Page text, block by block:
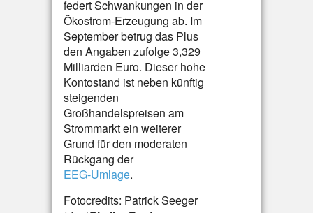
federt Schwankungen in der
Ökostrom-Erzeugung ab. Im
September betrug das Plus
den Angaben zufolge 3,329
Milliarden Euro. Dieser hohe
Kontostand ist neben künftig
steigenden
Großhandelspreisen am
Strommarkt ein weiterer
Grund für den moderaten
Rückgang der
EEG-Umlage.
Fotocredits: Patrick Seeger